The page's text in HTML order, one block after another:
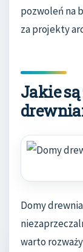
pozwoleń na
za projekty
Jakie
Domy
warto